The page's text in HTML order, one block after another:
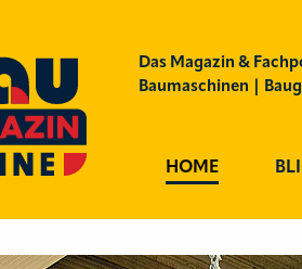
Das Magazin &
Baumaschinen |
HOME